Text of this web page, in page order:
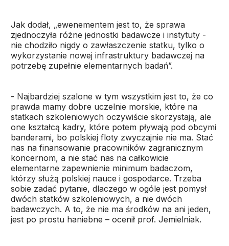
Jak dodał, „ewenementem jest to, że sprawa
zjednoczyła różne jednostki badawcze i instytuty -
nie chodziło nigdy o zawłaszczenie statku, tylko o
wykorzystanie nowej infrastruktury badawczej na
potrzebę zupełnie elementarnych badań”.
- Najbardziej szalone w tym wszystkim jest to, że co
prawda mamy dobre uczelnie morskie, które na
statkach szkoleniowych oczywiście skorzystają, ale
one kształcą kadry, które potem pływają pod obcymi
banderami, bo polskiej floty zwyczajnie nie ma. Stać
nas na finansowanie pracowników zagranicznym
koncernom, a nie stać nas na całkowicie
elementarne zapewnienie minimum badaczom,
którzy służą polskiej nauce i gospodarce. Trzeba
sobie zadać pytanie, dlaczego w ogóle jest pomysł
dwóch statków szkoleniowych, a nie dwóch
badawczych. A to, że nie ma środków na ani jeden,
jest po prostu haniebne – ocenił prof. Jemielniak.